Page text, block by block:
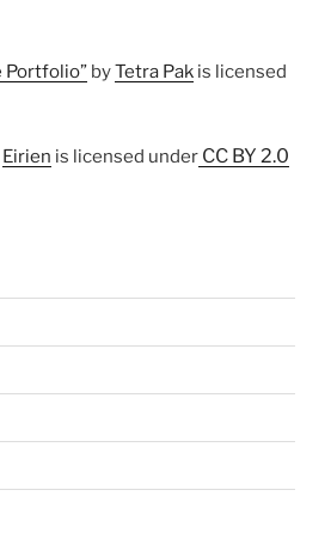
Portfolio” byTetra Pak is licensed
Eirien is licensed under CC BY 2.0